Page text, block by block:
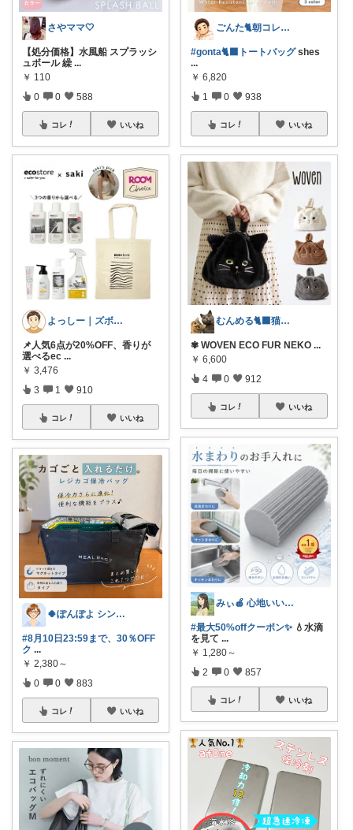
さやママ🤍
【処分価格】水風船 スプラッシ
ュボール 繰 ...
￥ 110
0 0 588
コレ いいね
よっしー｜ズボラでもおしゃれに整えたい
📌人気6点が20%OFF、香りが
選べるec ...
￥ 3,476
3 1 910
コレ いいね
🍀ぽんぽよ シンプル時短ライフ🍀
#8月10日23:59まで、30％OFF
ク ...
￥ 2,380～
0 0 883
コレ いいね
ごんた🐈朝コレ🐈‍⬛
#gonta🐈‍⬛トートバッグshes
...
￥ 6,820
1 0 938
コレ いいね
むんめる🐈‍⬛猫と快適ライフ🐈朝コレ
✾ WOVEN ECO FUR NEKO ...
￥ 6,600
4 0 912
コレ いいね
みぃ🍎 心地いい暮らし
#最大50%offクーポン✨ 💧水滴
を見て ...
￥ 1,280～
2 0 857
コレ いいね